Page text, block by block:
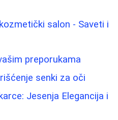
salon - Saveti i
preporukama
senki za oči
Jesenja Elegancija i